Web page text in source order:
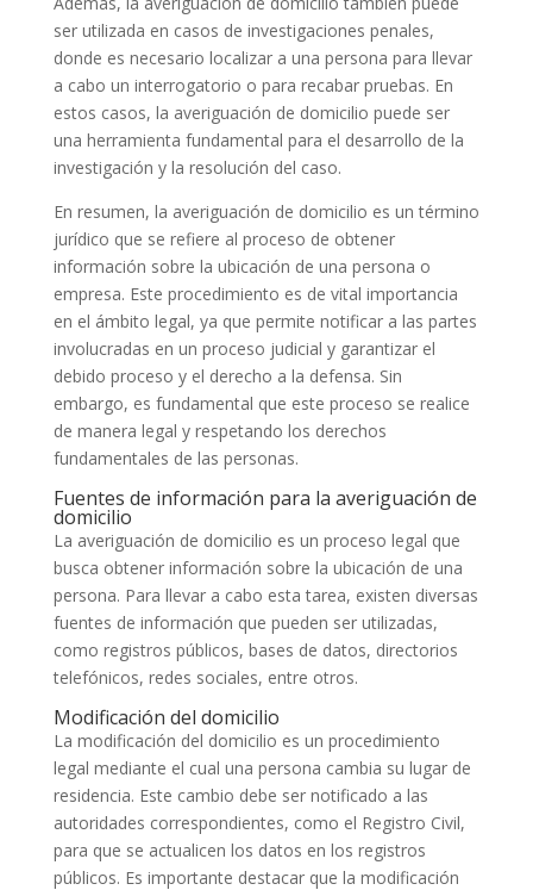
ser utilizada en casos de investigaciones penales,
donde es necesario localizar a una persona para llevar
a cabo un interrogatorio o para recabar pruebas. En
estos casos, la averiguación de domicilio puede ser
una herramienta fundamental para el desarrollo de la
investigación y la resolución del caso.
En resumen, la averiguación de domicilio es un término
jurídico que se refiere al proceso de obtener
información sobre la ubicación de una persona o
empresa. Este procedimiento es de vital importancia
en el ámbito legal, ya que permite notificar a las partes
involucradas en un proceso judicial y garantizar el
debido proceso y el derecho a la defensa. Sin
embargo, es fundamental que este proceso se realice
de manera legal y respetando los derechos
fundamentales de las personas.
Fuentes de información para la averiguación de
domicilio
La averiguación de domicilio es un proceso legal que
busca obtener información sobre la ubicación de una
persona. Para llevar a cabo esta tarea, existen diversas
fuentes de información que pueden ser utilizadas,
como registros públicos, bases de datos, directorios
telefónicos, redes sociales, entre otros.
Modificación del domicilio
La modificación del domicilio es un procedimiento
legal mediante el cual una persona cambia su lugar de
residencia. Este cambio debe ser notificado a las
autoridades correspondientes, como el Registro Civil,
para que se actualicen los datos en los registros
públicos. Es importante destacar que la modificación